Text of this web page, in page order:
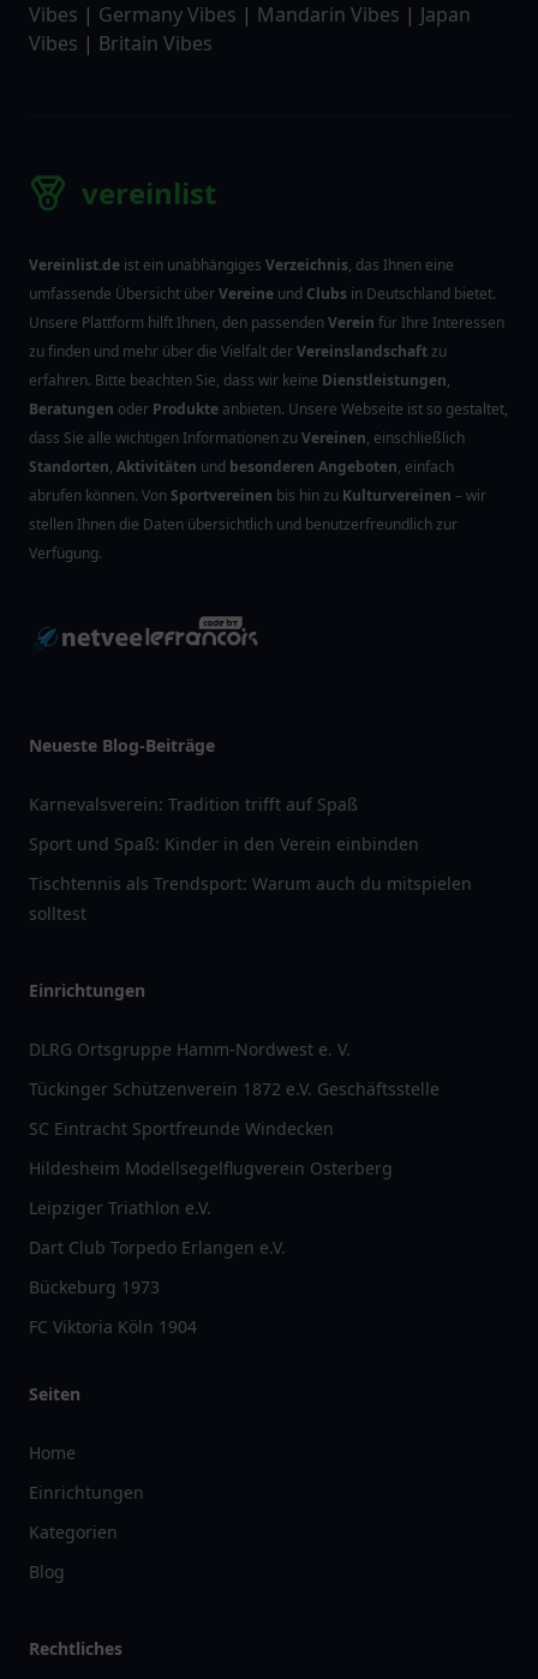
Vibes | Germany Vibes | Mandarin Vibes | Japan
Vibes | Britain Vibes
vereinlist
Vereinlist.de ist ein unabhängiges Verzeichnis, das Ihnen eine
umfassende Übersicht überVereine und Clubs in Deutschland bietet.
Unsere Plattform hilft Ihnen, den passendenVerein für Ihre Interessen
zu finden und mehr über die Vielfalt derVereinslandschaftzu
erfahren. Bitte beachten Sie, dass wir keine Dienstleistungen,
Beratungen oder Produkte anbieten. Unsere Webseite ist so gestaltet,
dass Sie alle wichtigen Informationen zu Vereinen, einschließlich
Standorten, Aktivitäten und besonderen Angeboten, einfach
abrufen können. VonSportvereinen bis hin zu Kulturvereinen – wir
stellen Ihnen die Daten übersichtlich und benutzerfreundlich zur
Verfügung.
Neueste Blog-Beiträge
Karnevalsverein: Tradition trifft auf Spaß
Sport und Spaß: Kinder in den Verein einbinden
Tischtennis als Trendsport: Warum auch du mitspielen
solltest
Einrichtungen
DLRG Ortsgruppe Hamm-Nordwest e. V.
Tückinger Schützenverein 1872 e.V. Geschäftsstelle
SC Eintracht Sportfreunde Windecken
Hildesheim Modellsegelflugverein Osterberg
Leipziger Triathlon e.V.
Dart Club Torpedo Erlangen e.V.
Bückeburg 1973
FC Viktoria Köln 1904
Seiten
Home
Einrichtungen
Kategorien
Blog
Rechtliches